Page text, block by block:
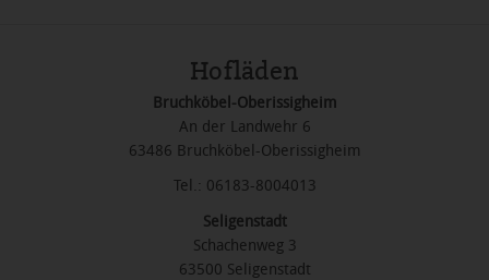
Hofläden
Bruchköbel-Oberissigheim
An der Landwehr 6
63486 Bruchköbel-Oberissigheim
Tel.: 06183-8004013
Seligenstadt
Schachenweg 3
63500 Seligenstadt